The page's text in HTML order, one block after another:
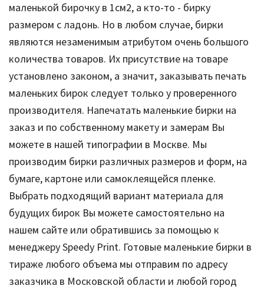
маленькой бирочку в 1см2, а кто-то - бирку
размером с ладонь. Но в любом случае, бирки
являются незаменимым атрибутом очень большого
количества товаров. Их присутствие на товаре
установлено законом, а значит, заказывать печать
маленьких бирок следует только у проверенного
производителя. Напечатать маленькие бирки на
заказ и по собственному макету и замерам Вы
можете в нашей типографии в Москве. Мы
производим бирки различных размеров и форм, на
бумаге, картоне или самоклеящейся пленке.
Выбрать подходящий вариант материала для
будущих бирок Вы можете самостоятельно на
нашем сайте или обратившись за помощью к
менеджеру Speedy Print. Готовые маленькие бирки в
тираже любого объема мы отправим по адресу
заказчика в Московской области и любой город